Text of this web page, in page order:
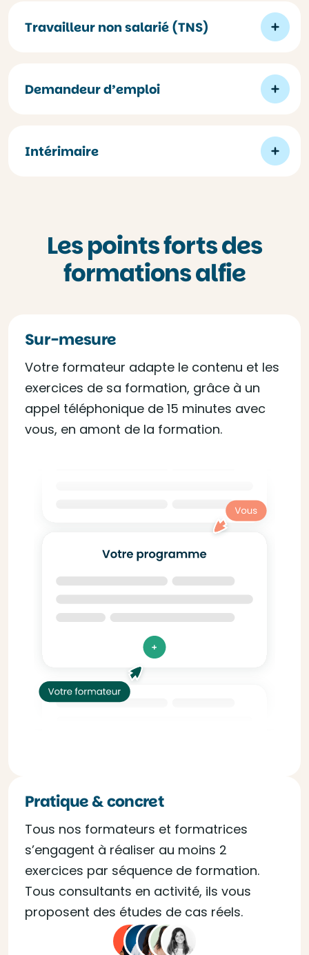
Travailleur non salarié (TNS)
Demandeur d’emploi
Intérimaire
Les points forts des
formations alfie
Sur-mesure
Votre formateur adapte le contenu et les
exercices de sa formation, grâce à un
appel téléphonique de 15 minutes avec
vous, en amont de la formation.
Pratique & concret
Tous nos formateurs et formatrices
s’engagent à réaliser au moins 2
exercices par séquence de formation.
Tous consultants en activité, ils vous
proposent des études de cas réels.